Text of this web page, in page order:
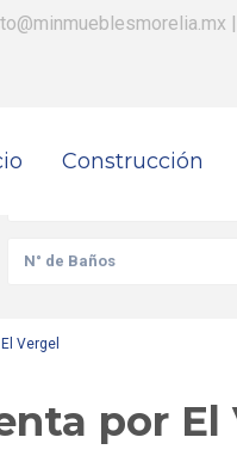
|
Construcción
N° de Baños
Vergel
por El